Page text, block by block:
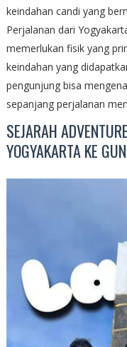
keindahan candi yang
Perjalanan dari
memerlukan fisik yang
keindahan yang
pengunjung bisa
sepanjang perjalanan
SEJARAH
YOGYAKARTA KE